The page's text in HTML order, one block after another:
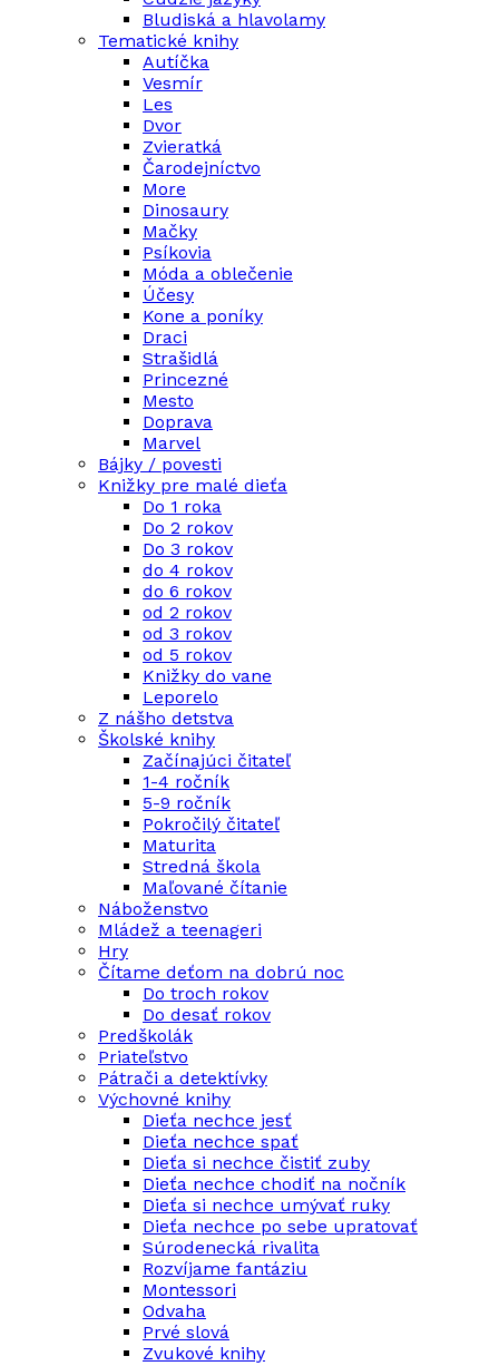
Bludiská a hlavolamy
Tematické knihy
Autíčka
Vesmír
Les
Dvor
Zvieratká
Čarodejníctvo
More
Dinosaury
Mačky
Psíkovia
Móda a oblečenie
Účesy
Kone a poníky
Draci
Strašidlá
Princezné
Mesto
Doprava
Marvel
Bájky / povesti
Knižky pre malé dieťa
Do 1 roka
Do 2 rokov
Do 3 rokov
do 4 rokov
do 6 rokov
od 2 rokov
od 3 rokov
od 5 rokov
Knižky do vane
Leporelo
Z nášho detstva
Školské knihy
Začínajúci čitateľ
1-4 ročník
5-9 ročník
Pokročilý čitateľ
Maturita
Stredná škola
Maľované čítanie
Náboženstvo
Mládež a teenageri
Hry
Čítame deťom na dobrú noc
Do troch rokov
Do desať rokov
Predškolák
Priateľstvo
Pátrači a detektívky
Výchovné knihy
Dieťa nechce jesť
Dieťa nechce spať
Dieťa si nechce čistiť zuby
Dieťa nechce chodiť na nočník
Dieťa si nechce umývať ruky
Dieťa nechce po sebe upratovať
Súrodenecká rivalita
Rozvíjame fantáziu
Montessori
Odvaha
Prvé slová
Zvukové knihy